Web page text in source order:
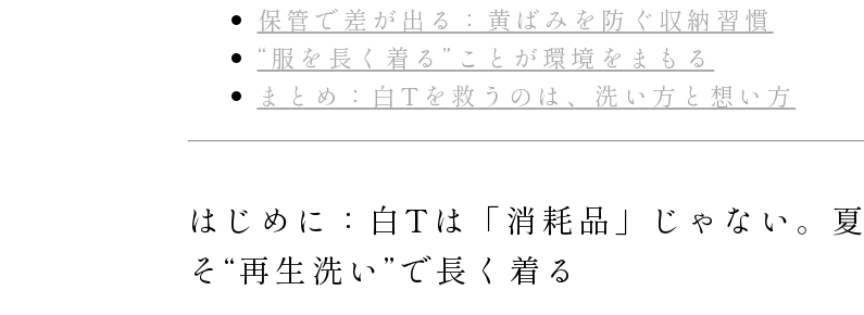
保管で差が出る：黄ばみを防ぐ収納習慣
“服を長く着る”ことが環境をまもる
まとめ：白Tを救うのは、洗い方と想い方
はじめに：白Tは「消耗品」じゃない。
そ“再生洗い”で長く着る